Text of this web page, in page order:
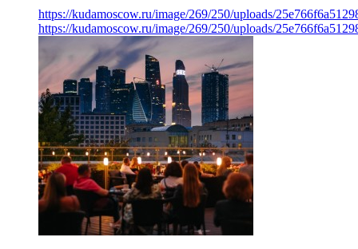
https://kudamoscow.ru/image/269/250/uploads/
https://kudamoscow.ru/image/269/250/uploads/